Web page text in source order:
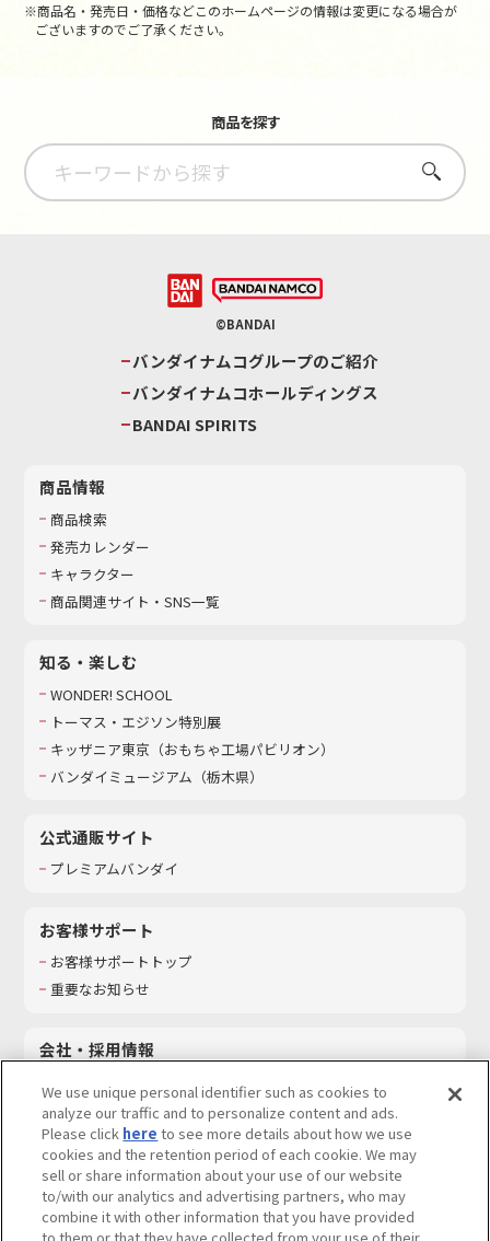
※商品名・発売日・価格などこのホームページの情報は変更になる場合が
ございますのでご了承ください。
商品を探す
さがす
©BANDAI
バンダイナムコグループのご紹介
バンダイナムコホールディングス
BANDAI SPIRITS
商品情報
商品検索
発売カレンダー
キャラクター
商品関連サイト・SNS一覧
知る・楽しむ
WONDER! SCHOOL
トーマス・エジソン特別展
キッザニア東京（おもちゃ工場パビリオン）​
バンダイミュージアム（栃木県）
公式通販サイト
プレミアムバンダイ
お客様サポート
お客様サポートトップ
重要なお知らせ
会社・採用情報
採用情報
サステナビリティ
お問い合わせ
We use unique personal identifier such as cookies to
analyze our traffic and to personalize content and ads.
Please click here to see more details about how we use
cookies and the retention period of each cookie. We may
sell or share information about your use of our website
to/with our analytics and advertising partners, who may
combine it with other information that you have provided